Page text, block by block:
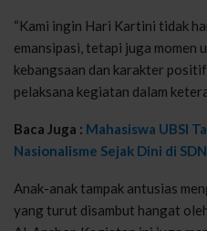
“Kami ingin Hari Kartini tidak
emansipasi, tetapi juga momen
kebangsaan dan karakter
pelaksana kegiatan dalam
Baca Juga : Mahasiswa UBSI
Nasionalisme Sejak Dini di
Anak-anak tampak antusias
yang turut disambut hangat